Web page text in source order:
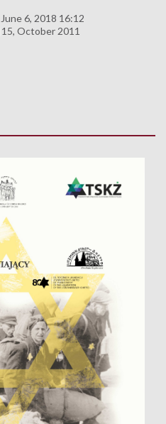
June 6, 2018 16:12
15, October 2011